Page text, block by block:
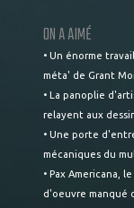
ON A AIMÉ
• Un énorme
méta' de Grant
• La panoplie
relayent aux
• Une porte
mécaniques du
• Pax Americana,
d'oeuvre manqué